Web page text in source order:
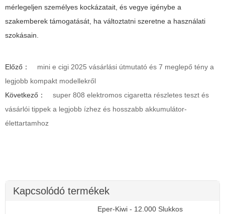
mérlegeljen személyes kockázatait, és vegye igénybe a
szakemberek támogatását, ha változtatni szeretne a használati
szokásain.
Előző：
mini e cigi 2025 vásárlási útmutató és 7 meglepő tény a
legjobb kompakt modellekről
Következő：
super 808 elektromos cigaretta részletes teszt és
vásárlói tippek a legjobb ízhez és hosszabb akkumulátor-
élettartamhoz
Kapcsolódó termékek
Eper-Kiwi - 12.000 Slukkos